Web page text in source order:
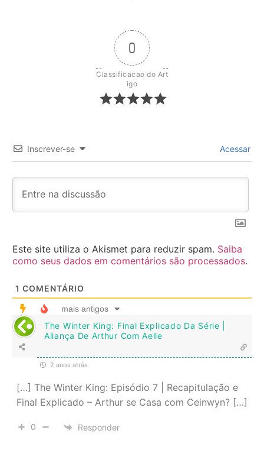
0
Classificacao do Art
igo
Inscrever-se Acessar
Este site utiliza o Akismet para reduzir spam. Saiba
como seus dados em comentários são processados.
1 COMENTÁRIO
mais antigos
The Winter King: Final Explicado Da Série |
Aliança De Arthur Com Aelle
2 anos atrás
[…] The Winter King: Episódio 7 | Recapitulação e
Final Explicado – Arthur se Casa com Ceinwyn? […]
0 Responder